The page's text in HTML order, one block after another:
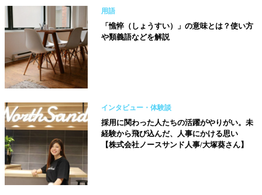
用語
「憔悴（しょうすい）」の意味とは？使い方
や類義語などを解説
インタビュー・体験談
採用に関わった人たちの活躍がやりがい。未
経験から飛び込んだ、人事にかける思い
【株式会社ノースサンド人事/大塚葵さん】